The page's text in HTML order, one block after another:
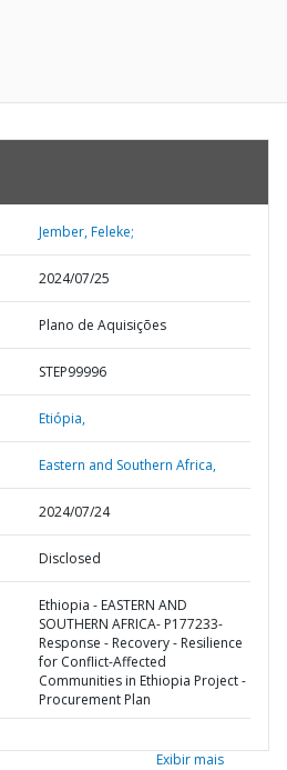
Jember, Feleke;
2024/07/25
Plano de Aquisições
STEP99996
Etiópia,
Eastern and Southern Africa,
2024/07/24
Disclosed
Ethiopia - EASTERN AND
SOUTHERN AFRICA- P177233-
Response - Recovery - Resilience
for Conflict-Affected
Communities in Ethiopia Project -
Procurement Plan
Exibir mais